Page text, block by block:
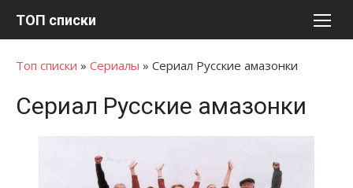
ТОП списки
Топ списки » Сериалы » Сериал Русские амазонки
Сериал Русские амазонки